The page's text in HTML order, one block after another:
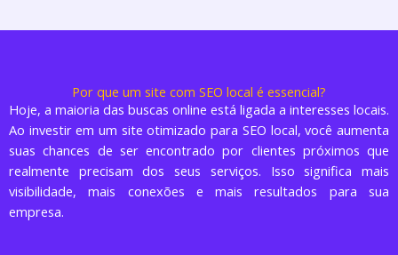
Por que um site com SEO local é essencial?
Hoje, a maioria das buscas online está ligada a interesses locais.
Ao investir em um site otimizado para SEO local, você aumenta
suas chances de ser encontrado por clientes próximos que
realmente precisam dos seus serviços. Isso significa mais
visibilidade, mais conexões e mais resultados para sua
empresa.